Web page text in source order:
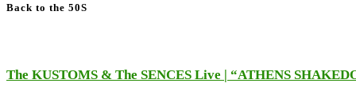
Back to the 50S
The KUSTOMS & The SENCES Live | “ATHENS